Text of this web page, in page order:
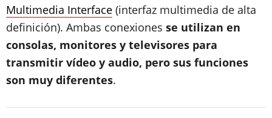
Multimedia Interface (interfaz multimedia de alta
definición). Ambas conexiones se utilizan en
consolas, monitores y televisores para
transmitir vídeo y audio, pero sus funciones
son muy diferentes.